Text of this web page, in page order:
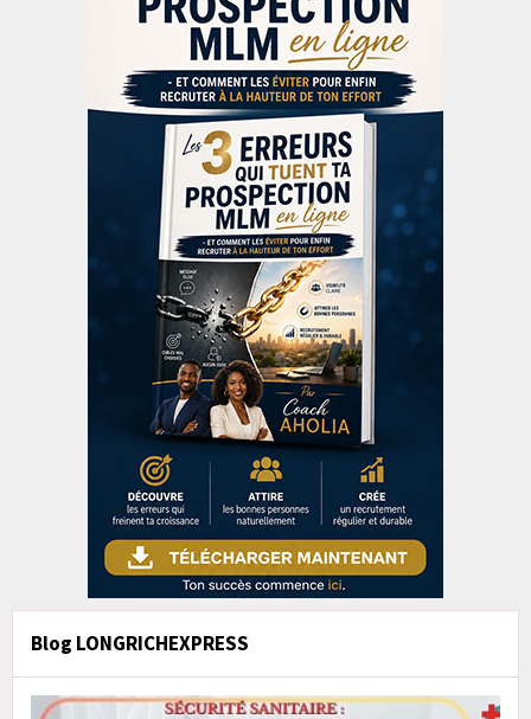
Blog LONGRICHEXPRESS